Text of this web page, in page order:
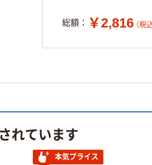
総額： ￥2,816 （税
れています
本気プライス